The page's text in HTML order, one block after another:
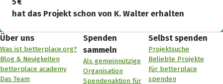
hat das Projekt schon von K. Walter erhalten
Über uns
Was ist betterplace.org?
Blog & Neuigkeiten
betterplace academy
Das Team
Spenden
sammeln
Als gemeinnützige
Organisation
Spendenaktion für
Selbst spenden
Projektsuche
Beliebte Projekte
Für betterplace
spenden